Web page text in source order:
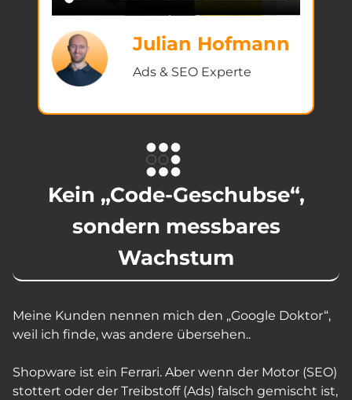
Kein „Code-Geschubse“,
sondern messbares
Wachstum
Meine Kunden nennen mich den „Google Doktor“,
weil ich finde, was andere übersehen..
Shopware ist ein Ferrari. Aber wenn der Motor (SEO)
stottert oder der Treibstoff (Ads) falsch gemischt ist,
Julian Hofmann
Ads & SEO Experte